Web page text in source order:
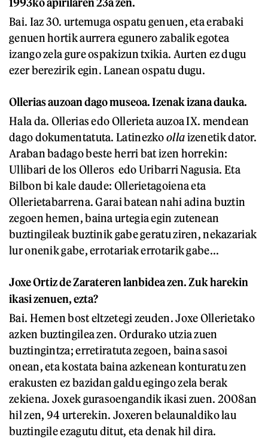
Bai. Iaz 30. urtemuga ospatu genuen, eta erabaki
genuen hortik aurrera egunero zabalik egotea
izango zela gure ospakizun txikia. Aurten ez dugu
ezer berezirik egin. Lanean ospatu dugu.
Ollerias auzoan dago museoa. Izenak izana dauka.
Hala da. Ollerias edo Ollerieta auzoa IX. mendean
dago dokumentatuta. Latinezkoollaizenetik dator.
Araban badago beste herri bat izen horrekin:
Ullibari de los Olleros edo Uribarri Nagusia. Eta
Bilbon bi kale daude: Ollerietagoiena eta
Ollerietabarrena. Garai batean nahi adina buztin
zegoen hemen, baina urtegia egin zutenean
buztingileak buztinik gabe geratu ziren, nekazariak
lur onenik gabe, errotariak errotarik gabe...
Joxe Ortiz de Zarateren lanbidea zen. Zuk harekin
ikasi zenuen, ezta?
Bai. Hemen bost eltzetegi zeuden. Joxe Ollerietako
azken buztingilea zen. Ordurako utzia zuen
buztingintza; erretiratuta zegoen, baina sasoi
onean, eta kostata baina azkenean konturatu zen
erakusten ez bazidan galdu egingo zela berak
zekiena. Joxek gurasoengandik ikasi zuen. 2008an
hil zen, 94 urterekin. Joxeren belaunaldiko lau
buztingile ezagutu ditut, eta denak hil dira.